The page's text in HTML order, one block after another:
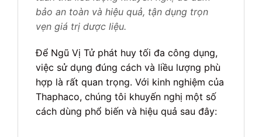
bảo an toàn và hiệu quả, tận dụng trọn
vẹn giá trị dược liệu.
Để Ngũ Vị Tử phát huy tối đa công dụng,
việc sử dụng đúng cách và liều lượng phù
hợp là rất quan trọng. Với kinh nghiệm của
Thaphaco, chúng tôi khuyến nghị một số
cách dùng phổ biến và hiệu quả sau đây: